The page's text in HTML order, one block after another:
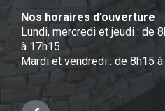
Nos horaires d’ouverture
Lundi, mercredi et jeudi : de
à 17h15
Mardi et vendredi : de 8h15